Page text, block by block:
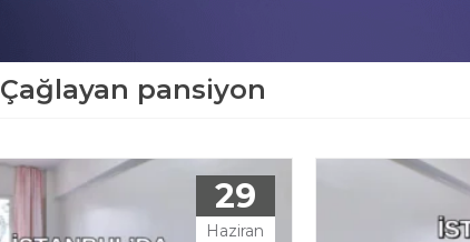
Çağlayan pansiyon
29
Haziran